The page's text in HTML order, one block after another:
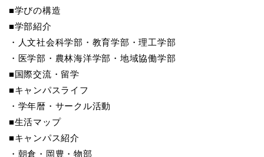
■学びの構造
■学部紹介
・人文社会科学部・教育学部・理工学部
・医学部・農林海洋学部・地域協働学部
■国際交流・留学
■キャンパスライフ
・学年暦・サークル活動
■生活マップ
■キャンパス紹介
・朝倉・岡豊・物部